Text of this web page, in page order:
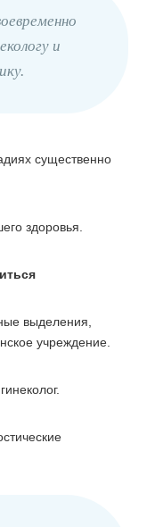
и
существенно
здоровья.
выделения,
учреждение.